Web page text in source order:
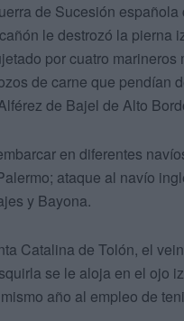
de Sucesión
le destrozó la pierna
por cuatro
de carne que pendían
de Bajel de Alto
en diferentes
ataque al navío
y Bayona.
Catalina de Tolón, el
se le aloja en el ojo
año al empleo de